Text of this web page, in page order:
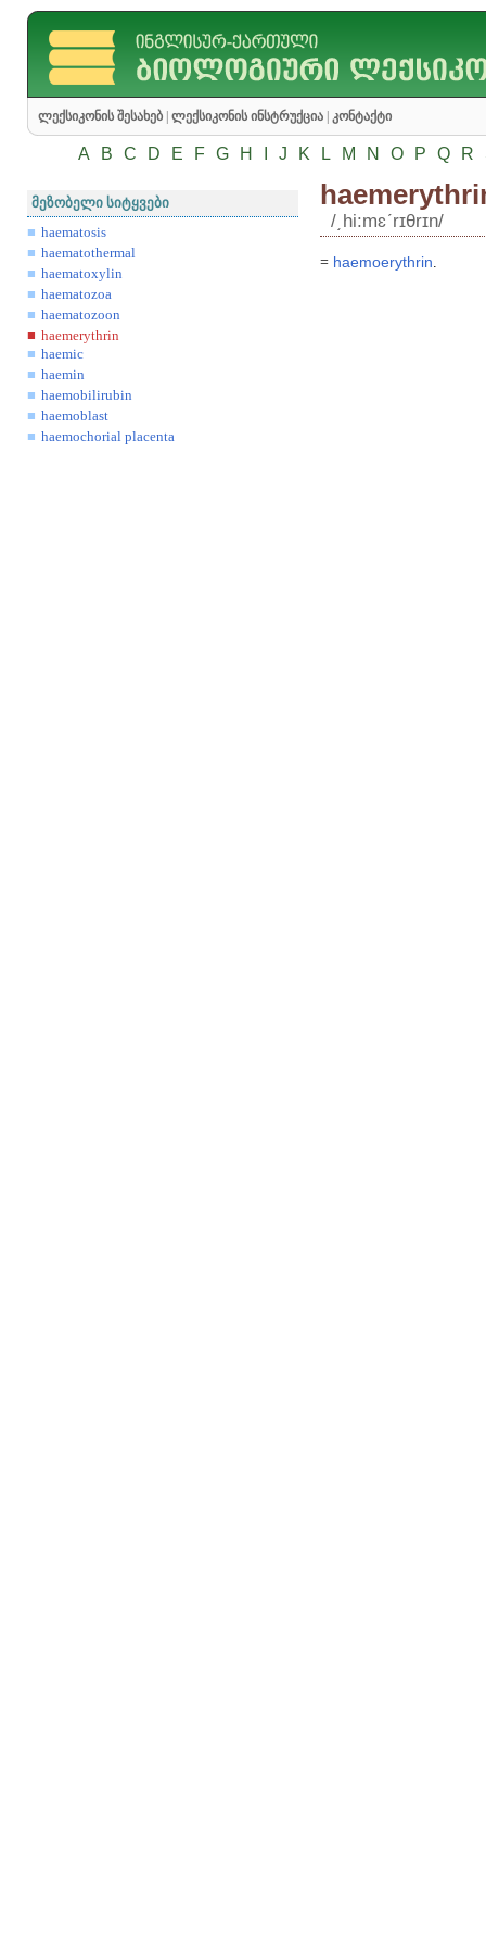
ლექსიკონის შესახებ ლექსიკონის ინსტრუქცია კონტაქტი
A B C D E F G H J K L M N O P Q R
მეზობელი სიტყვები
haematosis
haematothermal
haematoxylin
haematozoa
haematozoon
haemerythrin
haemic
haemin
haemobilirubin
haemoblast
haemochorial placenta
/͵hi:mɛʹrɪθrɪn/
= haemoerythrin